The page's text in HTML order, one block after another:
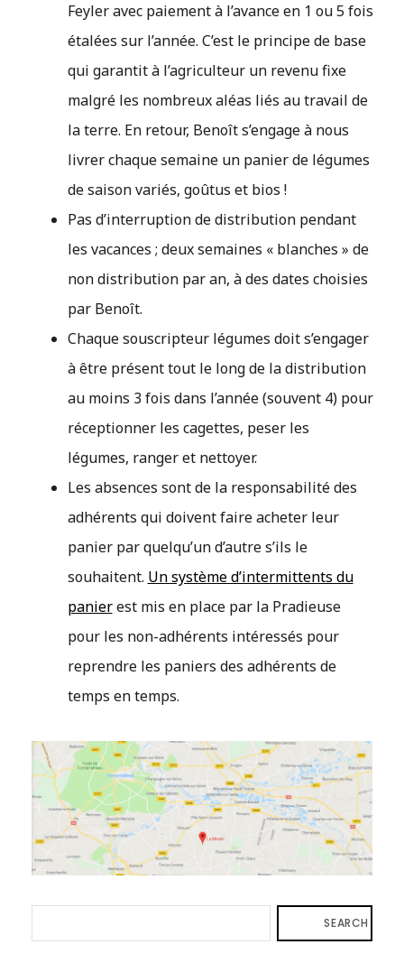
Feyler avec paiement à l’avance en 1 ou 5 fois
étalées sur l’année. C’est le principe de base
qui garantit à l’agriculteur un revenu fixe
malgré les nombreux aléas liés au travail de
la terre. En retour, Benoît s’engage à nous
livrer chaque semaine un panier de légumes
de saison variés, goûtus et bios !
Pas d’interruption de distribution pendant
les vacances ; deux semaines « blanches » de
non distribution par an, à des dates choisies
par Benoît.
Chaque souscripteur légumes doit s’engager
à être présent tout le long de la distribution
au moins 3 fois dans l’année (souvent 4) pour
réceptionner les cagettes, peser les
légumes, ranger et nettoyer.
Les absences sont de la responsabilité des
adhérents qui doivent faire acheter leur
panier par quelqu’un d’autre s’ils le
souhaitent. Un système d’intermittents du
panierest mis en place par la Pradieuse
pour les non-adhérents intéressés pour
reprendre les paniers des adhérents de
temps en temps.
SEARCH